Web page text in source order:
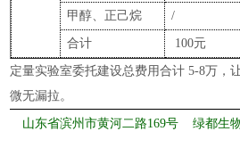
甲醇、 正己烷 /
合计 100元
定量实验室委托建设总费用合计 5-8万，
微无漏拉。
山东省滨州市黄河二路169号 绿都生